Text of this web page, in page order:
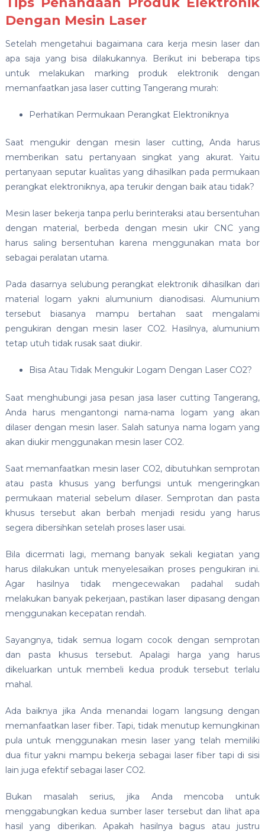
Dengan Mesin Laser
Setelah mengetahui bagaimana cara kerja mesin laser dan
apa saja yang bisa dilakukannya. Berikut ini beberapa tips
untuk melakukan marking produk elektronik dengan
memanfaatkan jasa laser cutting Tangerang murah:
Perhatikan Permukaan Perangkat Elektroniknya
Saat mengukir dengan mesin laser cutting, Anda harus
memberikan satu pertanyaan singkat yang akurat. Yaitu
pertanyaan seputar kualitas yang dihasilkan pada permukaan
perangkat elektroniknya, apa terukir dengan baik atau tidak?
Mesin laser bekerja tanpa perlu berinteraksi atau bersentuhan
dengan material, berbeda dengan mesin ukir CNC yang
harus saling bersentuhan karena menggunakan mata bor
sebagai peralatan utama.
Pada dasarnya selubung perangkat elektronik dihasilkan dari
material logam yakni alumunium dianodisasi. Alumunium
tersebut biasanya mampu bertahan saat mengalami
pengukiran dengan mesin laser CO2. Hasilnya, alumunium
tetap utuh tidak rusak saat diukir.
Bisa Atau Tidak Mengukir Logam Dengan Laser CO2?
Saat menghubungi jasa pesan jasa laser cutting Tangerang,
Anda harus mengantongi nama-nama logam yang akan
dilaser dengan mesin laser. Salah satunya nama logam yang
akan diukir menggunakan mesin laser CO2.
Saat memanfaatkan mesin laser CO2, dibutuhkan semprotan
atau pasta khusus yang berfungsi untuk mengeringkan
permukaan material sebelum dilaser. Semprotan dan pasta
khusus tersebut akan berbah menjadi residu yang harus
segera dibersihkan setelah proses laser usai.
Bila dicermati lagi, memang banyak sekali kegiatan yang
harus dilakukan untuk menyelesaikan proses pengukiran ini.
Agar hasilnya tidak mengecewakan padahal sudah
melakukan banyak pekerjaan, pastikan laser dipasang dengan
menggunakan kecepatan rendah.
Sayangnya, tidak semua logam cocok dengan semprotan
dan pasta khusus tersebut. Apalagi harga yang harus
dikeluarkan untuk membeli kedua produk tersebut terlalu
mahal.
Ada baiknya jika Anda menandai logam langsung dengan
memanfaatkan laser fiber. Tapi, tidak menutup kemungkinan
pula untuk menggunakan mesin laser yang telah memiliki
dua fitur yakni mampu bekerja sebagai laser fiber tapi di sisi
lain juga efektif sebagai laser CO2.
Bukan masalah serius, jika Anda mencoba untuk
menggabungkan kedua sumber laser tersebut dan lihat apa
hasil yang diberikan. Apakah hasilnya bagus atau justru